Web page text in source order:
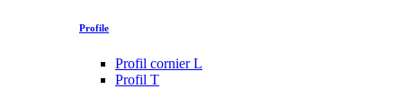
Profile
Profil cornier L
Profil T